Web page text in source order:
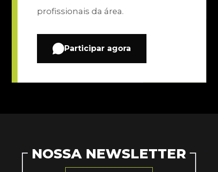
profissionais da área.
Participar agora
NOSSA NEWSLETTER